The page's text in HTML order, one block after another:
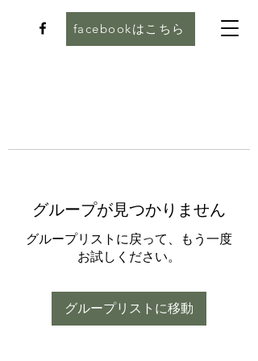
facebookはこちら
グループが見つかりません
グループリストに戻って、もう一度
お試しください。
グループリストに移動